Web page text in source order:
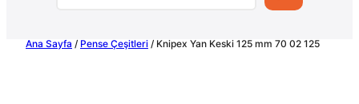
Ana Sayfa / Pense Çeşitleri / Knipex Yan Keski 125 mm 70 02 125